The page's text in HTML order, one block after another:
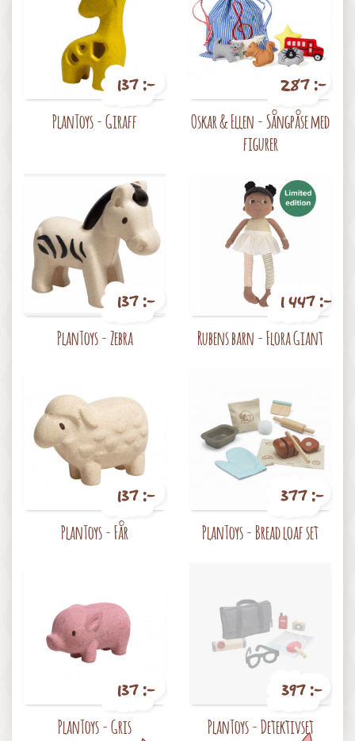
137 :-
PlanToys - Giraff
Pris
287 :-
Oskar & Ellen - Sångpåse med
figurer
137 :-
PlanToys - Zebra
1 447 :-
Rubens barn - Flora Giant
137 :-
PlanToys - Får
377 :-
PlanToys - Bread loaf set
137 :-
PlanToys - Gris
397 :-
PlanToys - Detektivset